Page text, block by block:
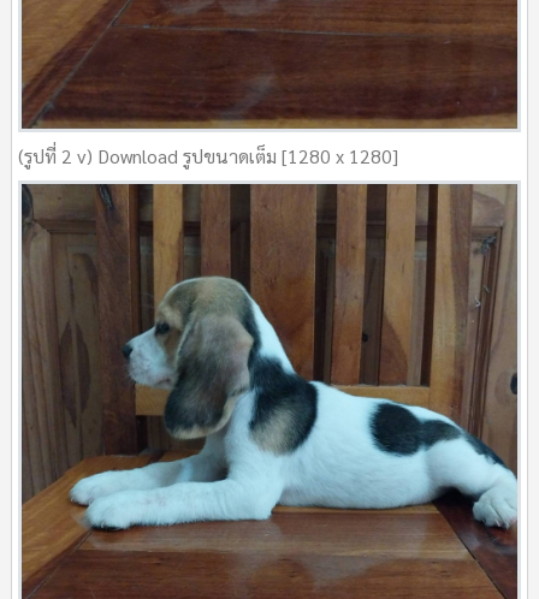
(รูปที่ 2 v) Download รูปขนาดเต็ม [1280 x 1280]